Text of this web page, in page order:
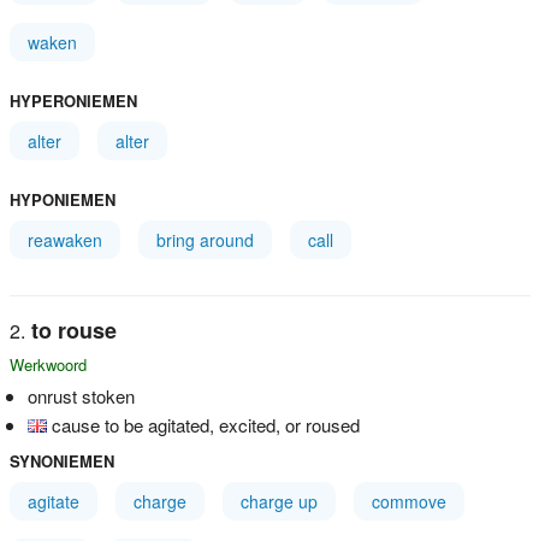
waken
HYPERONIEMEN
alter alter
HYPONIEMEN
reawaken bring around call
to rouse
Werkwoord
onrust stoken
cause to be agitated, excited, or roused
SYNONIEMEN
agitate charge charge up commove